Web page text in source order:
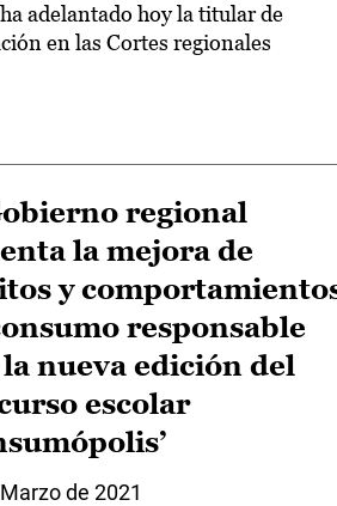
adelantado hoy la titular de
en las Cortes regionales
regional
la mejora de
y
responsable
nueva edición del
escolar
de 2021